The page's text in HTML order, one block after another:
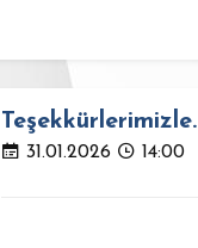
Teşekkürlerimizle.
31.01.2026 14:00